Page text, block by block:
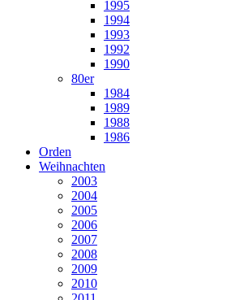
1995
1994
1993
1992
1990
80er
1984
1989
1988
1986
Orden
Weihnachten
2003
2004
2005
2006
2007
2008
2009
2010